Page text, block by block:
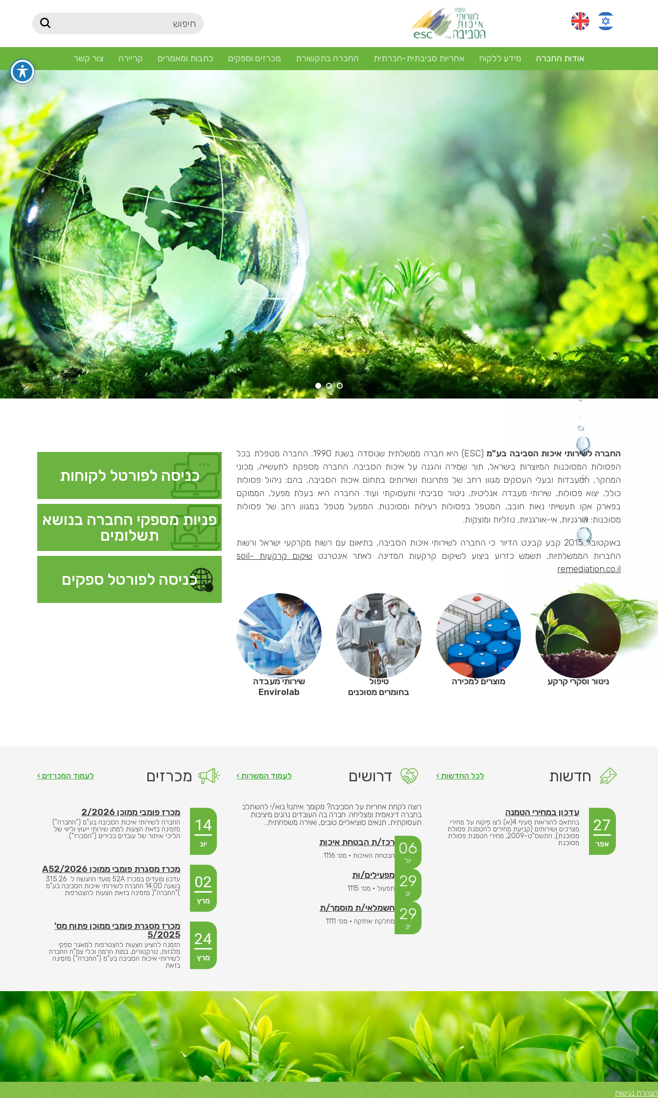
אודות החברה מידע ללקוח אחריות סביבתית-חברתית החברה בתקשורת מכרזים וספקים כתבות ומאמרים קריירה צור קשר
כניסה לפורטל לקוחות
פניות מספקי החברה בנושא
תשלומים
כניסה לפורטל ספקים
החברה לשירותי איכות הסביבה בע"מ
(ESC) היא חברה ממשלתית שנוסדה בשנת 1990. החברה מטפלת בכל
הפסולות המסוכנות המיוצרות בישראל, תוך שמירה והגנה על איכות הסביבה. החברה מספקת לתעשייה, מכוני
המחקר, המעבדות ובעלי העסקים מגוון רחב של פתרונות ושירותים בתחום איכות הסביבה, בהם: ניהול פסולות
כולל, יצוא פסולות, שירותי מעבדה אנליטית, ניטור סביבתי ותעסוקתי ועוד. החברה היא בעלת מפעל, הממוקם
בפארק אקו תעשייתי נאות חובב, המטפל בפסולות רעילות ומסוכנות. המפעל מטפל במגוון רחב של פסולות
מסוכנות: אורגניות, אי-אורגניות, נוזליות ומוצקות.
באוקטובר 2015 קבע קבינט הדיור כי החברה לשירותי איכות הסביבה, בתיאום עם רשות מקרקעי ישראל ורשות
החברות הממשלתיות, תשמש כזרוע ביצוע לשיקום קרקעות המדינה. לאתר אינטרנט
שיקום קרקעות soil-
remediation.co.il
ניטור וסקרי קרקע מוצרים למכירה
טיפול
בחומרים מסוכנים
שירותי מעבדה
Envirolab
מכרזים לעמוד המכרזים ›
מכרז פומבי ממוכן 2/2026
החברה לשירותי איכות הסביבה בע"מ ("החברה")
מזמינה בזאת הצעות למתן שירותי ייעוץ וליווי של
הליכי איתור של עובדים בכירים ("המכרז").
14
יונ
מכרז מסגרת פומבי ממוכן A52/2026
עדכון מועדים במכרז 52A מועד ההגשה ל 31.5.26
בשעה 14:00 החברה לשירותי איכות הסביבה בע"מ
)"החברה"( מזמינה בזאת הצעות להצטרפות
02
מרץ
מכרז מסגרת פומבי ממוכן פתוח מס'
5/2025
הזמנה להציע הצעות להצטרפות למאגר ספקי
מלגזות, טרקטורים, במות הרמה וכלי צמ"ה החברה
לשירותי איכות הסביבה בע"מ ("החברה") מזמינה
בזאת
24
מרץ
דרושים לעמוד המשרות ›
רוצה לקחת אחריות על הסביבה? מקומך איתנו! בוא/י להשתלב
בחברה דינאמית ומצליחה. חברה בה העובדים נהנים מיציבות
תעסוקתית, תנאים סוציאליים טובים, ואוירה משפחתית…
06
יול
רכז/ת הבטחת איכות
הבטחת האיכות · מס׳ 1116
29
יונ
מפעילים/ות
תפעול · מס׳ 1115
29
יונ
חשמלאי/ת מוסמך/ת
מחלקת אחזקה · מס׳ 1111
חדשות לכל החדשות ›
עדכון במחירי הטמנה
בהתאם להוראות סעיף 4(א) לצו פיקוח על מחירי
מצרכים ושירותים (קביעת מחירים להטמנת פסולת
מסוכנת), התשס"ט-2009, מחירי הטמנת פסולת
מסוכנת
27
אפר
הצהרת נגישות